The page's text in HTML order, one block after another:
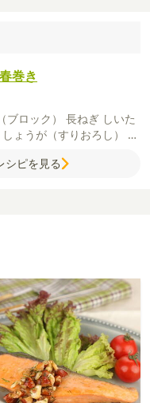
巻き
ブロック） 長ねぎ しいた
しょうが（すりおろし） サ
シピを見る